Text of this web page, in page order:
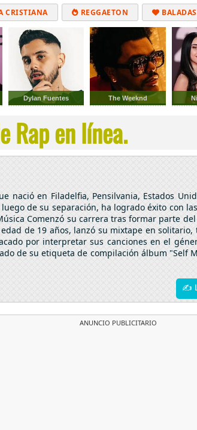
CRISTIANA REGGAETON BALADAS
Dylan Fuentes The Weeknd
Rap en línea.
nació en Filadelfia, Pensilvania, Estados
de su separación, ha logrado éxito con
Comenzó su carrera tras formar parte
de 19 años, lanzó su mixtape en solitario,
por interpretar sus canciones en el
de su etiqueta de compilación álbum "Self
✍
ANUNCIO PUBLICITARIO